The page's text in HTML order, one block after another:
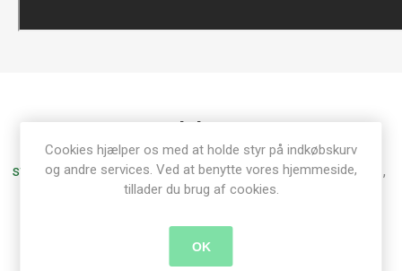
Produkt tags
stamperia (311) , blok (57) designpapir (91) , 12x12" (103)
,
gear up for christmas (9)
Cookies hjælper os med at holde styr på indkøbskurv
og andre services. Ved at benytte vores hjemmeside,
tillader du brug af cookies.
OK